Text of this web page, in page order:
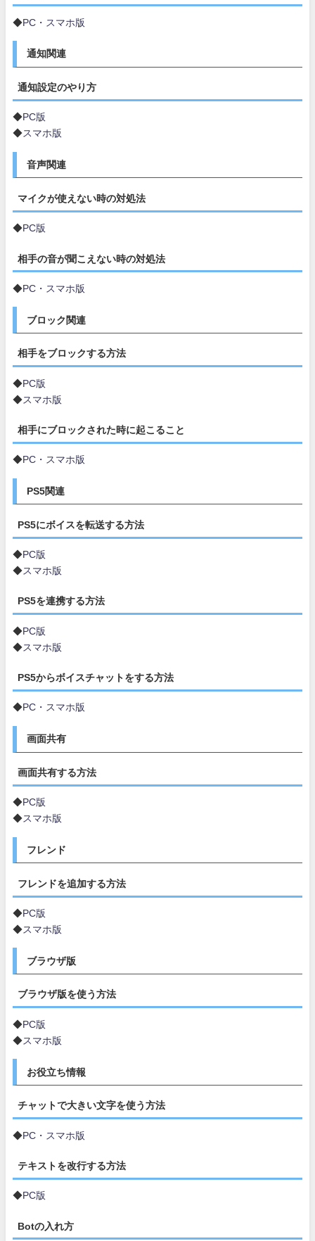
◆PC・スマホ版
通知関連
通知設定のやり方
◆PC版
◆スマホ版
音声関連
マイクが使えない時の対処法
◆PC版
相手の音が聞こえない時の対処法
◆PC・スマホ版
ブロック関連
相手をブロックする方法
◆PC版
◆スマホ版
相手にブロックされた時に起こること
◆PC・スマホ版
PS5関連
PS5にボイスを転送する方法
◆PC版
◆スマホ版
PS5を連携する方法
◆PC版
◆スマホ版
PS5からボイスチャットをする方法
◆PC・スマホ版
画面共有
画面共有する方法
◆PC版
◆スマホ版
フレンド
フレンドを追加する方法
◆PC版
◆スマホ版
ブラウザ版
ブラウザ版を使う方法
◆PC版
◆スマホ版
お役立ち情報
チャットで大きい文字を使う方法
◆PC・スマホ版
テキストを改行する方法
◆PC版
Botの入れ方